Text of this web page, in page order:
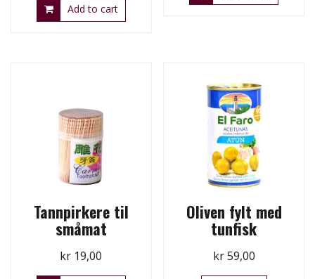
Add to cart
Tannpirkere til
småmat
kr 19,00
Oliven fylt med
tunfisk
kr59,00